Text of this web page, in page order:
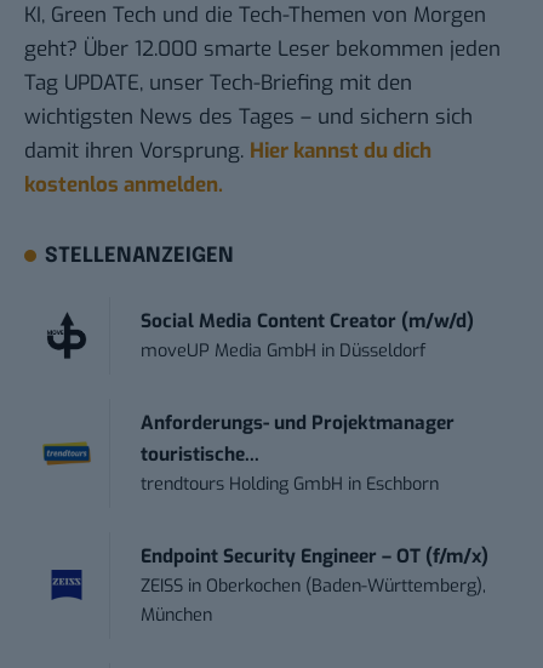
KI, Green Tech und die Tech-Themen von Morgen
geht? Über 12.000 smarte Leser bekommen jeden
Tag UPDATE, unser Tech-Briefing mit den
wichtigsten News des Tages – und sichern sich
damit ihren Vorsprung. Hier kannst du dich
kostenlos anmelden.
STELLENANZEIGEN
Social Media Content Creator (m/w/d)
moveUP Media GmbH in Düsseldorf
Anforderungs- und Projektmanager
touristische...
trendtours Holding GmbH in Eschborn
Endpoint Security Engineer – OT (f/m/x)
ZEISS in Oberkochen (Baden-Württemberg),
München